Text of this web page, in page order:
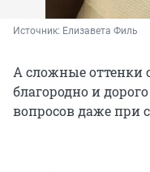
Источник: Елизавета Филь
А сложные оттенки
благородно и
вопросов даже при